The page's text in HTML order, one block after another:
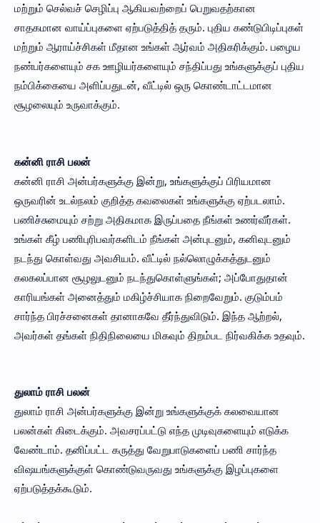
மற்றும் செல்வச் செழிப்பு ஆகியவற்றைப் பெறுவதற்கான
சாதகமான வாய்ப்புகளை ஏற்படுத்தித் தரும். புதிய கண்டுபிடிப்புகள்
மற்றும் ஆராய்ச்சிகள் மீதான உங்கள் ஆர்வம் அதிகரிக்கும். பழைய
நண்பர்களையும் சக ஊழியர்களையும் சந்திப்பது உங்களுக்குப் புதிய
நம்பிக்கையை அளிப்பதுடன், வீட்டில் ஒரு கொண்டாட்டமான
சூழலையும் உருவாக்கும்.
கன்னி ராசி பலன்
கன்னி ராசி அன்பர்களுக்கு இன்று, உங்களுக்குப் பிரியமான
ஒருவரின் உடல்நலம் குறித்த கவலைகள் உங்களுக்கு ஏற்படலாம்.
பணிச்சுமையும் சற்று அதிகமாக இருப்பதை நீங்கள் உணர்வீர்கள்.
உங்கள் கீழ் பணிபுரிபவர்களிடம் நீங்கள் அன்புடனும், கனிவுடனும்
நடந்து கொள்வது அவசியம். வீட்டில் நல்லொழுக்கத்துடனும்
கலகலப்பான சூழலுடனும் நடந்துகொள்ளுங்கள்; அப்போதுதான்
காரியங்கள் அனைத்தும் மகிழ்ச்சியாக நிறைவேறும். குடும்பம்
சார்ந்த பிரச்சனைகள் தானாகவே தீர்ந்துவிடும். இந்த ஆற்றல்,
அவர்கள் தங்கள் நிதிநிலையை மிகவும் திறம்பட நிர்வகிக்க உதவும்.
துலாம் ராசி பலன்
துலாம் ராசி அன்பர்களுக்கு இன்று உங்களுக்குக் கலவையான
பலன்கள் கிடைக்கும். அவசரப்பட்டு எந்த முடிவுகளையும் எடுக்க
வேண்டாம். தனிப்பட்ட கருத்து வேறுபாடுகளைப் பணி சார்ந்த
விஷயங்களுக்குள் கொண்டுவருவது உங்களுக்கு இழப்புகளை
ஏற்படுத்தக்கூடும்.